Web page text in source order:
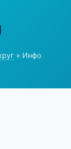
» Инфо